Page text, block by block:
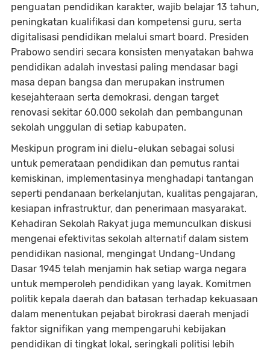
penguatan pendidikan karakter, wajib belajar 13 tahun,
peningkatan kualifikasi dan kompetensi guru, serta
digitalisasi pendidikan melalui smart board. Presiden
Prabowo sendiri secara konsisten menyatakan bahwa
pendidikan adalah investasi paling mendasar bagi
masa depan bangsa dan merupakan instrumen
kesejahteraan serta demokrasi, dengan target
renovasi sekitar 60.000 sekolah dan pembangunan
sekolah unggulan di setiap kabupaten.
Meskipun program ini dielu-elukan sebagai solusi
untuk pemerataan pendidikan dan pemutus rantai
kemiskinan, implementasinya menghadapi tantangan
seperti pendanaan berkelanjutan, kualitas pengajaran,
kesiapan infrastruktur, dan penerimaan masyarakat.
Kehadiran Sekolah Rakyat juga memunculkan diskusi
mengenai efektivitas sekolah alternatif dalam sistem
pendidikan nasional, mengingat Undang-Undang
Dasar 1945 telah menjamin hak setiap warga negara
untuk memperoleh pendidikan yang layak. Komitmen
politik kepala daerah dan batasan terhadap kekuasaan
dalam menentukan pejabat birokrasi daerah menjadi
faktor signifikan yang mempengaruhi kebijakan
pendidikan di tingkat lokal, seringkali politisi lebih